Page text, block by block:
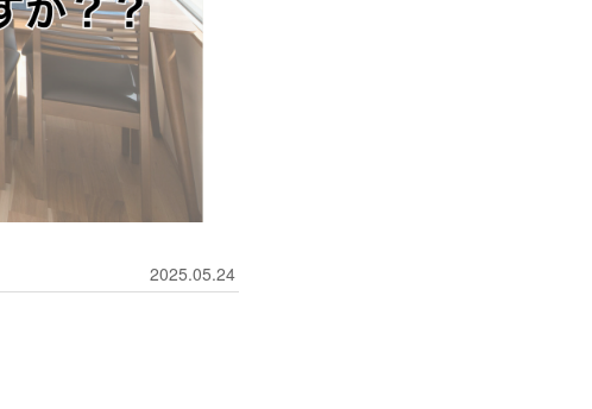
2025.05.24